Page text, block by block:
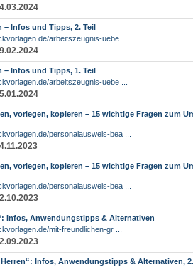
Infos und Tipps, 2. Teil
arbeitszeugnis-uebe ...
Infos und Tipps, 1. Teil
arbeitszeugnis-uebe ...
vorlegen, kopieren – 15 wichtige Fragen zum
personalausweis-bea ...
vorlegen, kopieren – 15 wichtige Fragen zum
personalausweis-bea ...
Infos, Anwendungstipps & Alternativen
mit-freundlichen-gr ...
Infos, Anwendungstipps & Alternativen,